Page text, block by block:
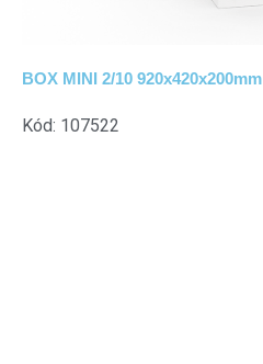
BOX MINI 2/10 920x420x200mm
Kód: 107522